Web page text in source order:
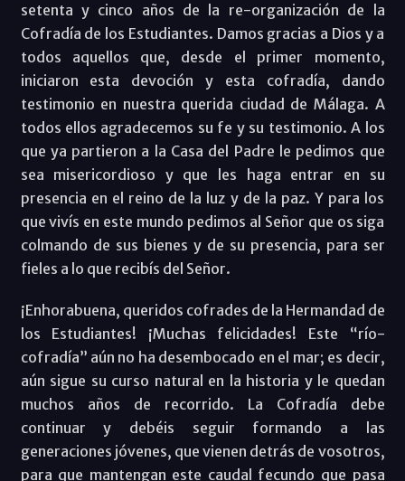
setenta y cinco años de la re-organización de la
Cofradía de los Estudiantes. Damos gracias a Dios y a
todos aquellos que, desde el primer momento,
iniciaron esta devoción y esta cofradía, dando
testimonio en nuestra querida ciudad de Málaga. A
todos ellos agradecemos su fe y su testimonio. A los
que ya partieron a la Casa del Padre le pedimos que
sea misericordioso y que les haga entrar en su
presencia en el reino de la luz y de la paz. Y para los
que vivís en este mundo pedimos al Señor que os siga
colmando de sus bienes y de su presencia, para ser
fieles a lo que recibís del Señor.
¡Enhorabuena, queridos cofrades de la Hermandad de
los Estudiantes! ¡Muchas felicidades! Este “río-
cofradía” aún no ha desembocado en el mar; es decir,
aún sigue su curso natural en la historia y le quedan
muchos años de recorrido. La Cofradía debe
continuar y debéis seguir formando a las
generaciones jóvenes, que vienen detrás de vosotros,
para que mantengan este caudal fecundo que pasa